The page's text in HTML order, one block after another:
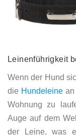
Leinenführigkeit
Wenn der Hund
die Hundeleinean
Wohnung zu
Auge auf dem
der Leine, was